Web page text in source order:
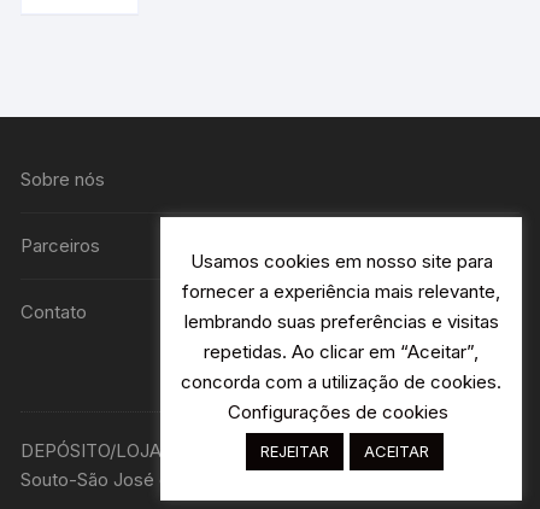
Sobre nós
Parceiros
Contato
DEPÓSITO/LOJA R. Avião Bandeirantes 115 H2- Jardim
Souto-São José dos Campos - SP Designer:
Usamos cookies em nosso site para
fornecer a experiência mais relevante,
lembrando suas preferências e visitas
repetidas. Ao clicar em “Aceitar”,
concorda com a utilização de cookies.
Configurações de cookies
REJEITAR ACEITAR